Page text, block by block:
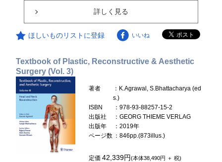
詳しく見る
ほしいものリストに登録 いいね
Textbook of Plastic, Reconstructive & Aesthetic
Surgery (Vol. 3)
著者
：K.Agrawal, S.Bhattacharya (ed
s.)
ISBN
：978-93-88257-15-2
出版社
：GEORG THIEME VERLAG
出版年
：2019年
ページ数 ：846pp.(873illus.)
定価42,339円(本体38,490円 ＋ 税)